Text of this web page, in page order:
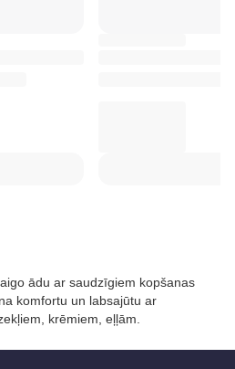
ādu ar saudzīgiem kopšanas
komfortu un labsajūtu ar
krēmiem, eļļām.